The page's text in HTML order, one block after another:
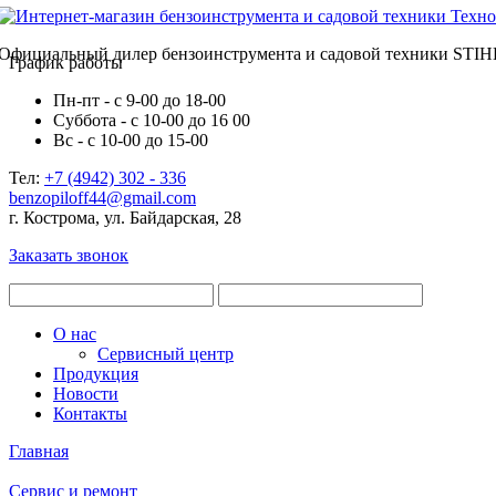
дилер бензоинструмента и садовой техники
График работы
Пн-пт - с 9-00 до 18-00
Суббота - с 10-00 до 16 00
Вс - с 10-00 до 15-00
Тел: +7 (4942) 302 - 336
benzopiloff44@gmail.com
г. Кострома, ул. Байдарская, 28
Заказать звонок
О нас
Сервисный центр
Продукция
Новости
Контакты
Главная
Сервис и ремонт